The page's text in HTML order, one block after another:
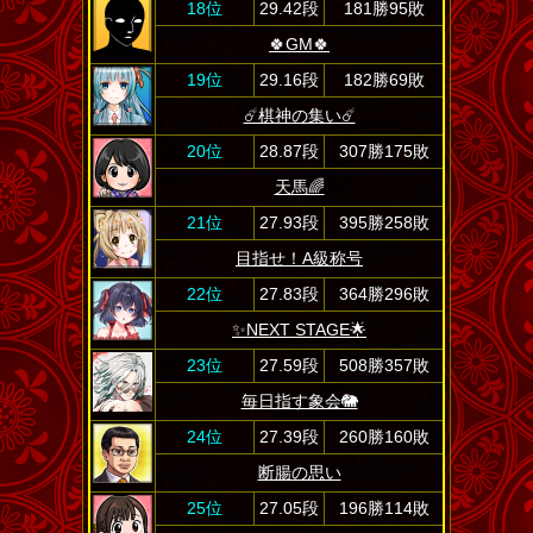
18位 29.42段
181勝95敗
🍀GM🍀
19位
29.16段
182勝69敗
☄️棋神の集い☄️
20位
28.87段
307勝175敗
天馬🌈
21位
27.93段
395勝258敗
目指せ！A級称号
22位
27.83段
364勝296敗
✨️NEXT STAGE🌟
23位
27.59段
508勝357敗
毎日指す象会🐘
24位
27.39段
260勝160敗
断腸の思い
25位
27.05段 196勝114敗